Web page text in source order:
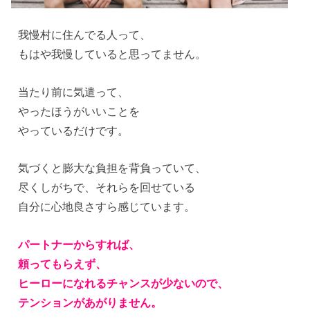
我慢村に住んでる人って、
もはや我慢していると思ってません。
当たり前に気遣って、
やったほうがいいことを
やっているだけです。
気づくと膨大な負担を背負っていて、
尽くしがちで、それらを回せている
自分に心地良さすら感じています。
パートナーからすれば、
頼ってもらえず、
ヒーローになれるチャンスが少ないので、
テンションがあがりません。